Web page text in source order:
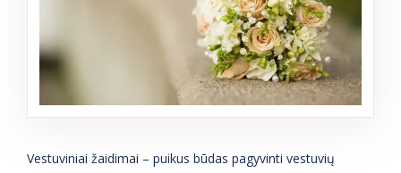
Vestuviniai žaidimai – puikus būdas pagyvinti vestuvių